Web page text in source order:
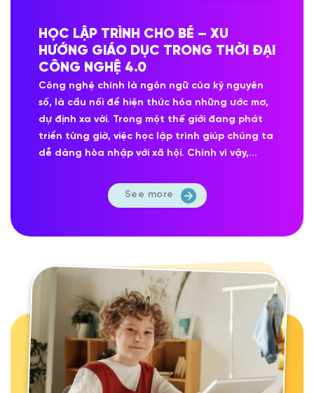
HỌC LẬP TRÌNH CHO BÉ – XU
HƯỚNG GIÁO DỤC TRONG THỜI ĐẠI
CÔNG NGHỆ 4.0
Công nghệ chính là ngôn ngữ của kỷ nguyên
số, là cầu nối để hiện thức hóa những ước mơ,
dự định xa vời. Trong một thế giới đang phát
triển từng giờ, việc học lập trình giúp chúng ta
dễ dàng hòa nhập với xã hội. Chính vì vậy,...
See more